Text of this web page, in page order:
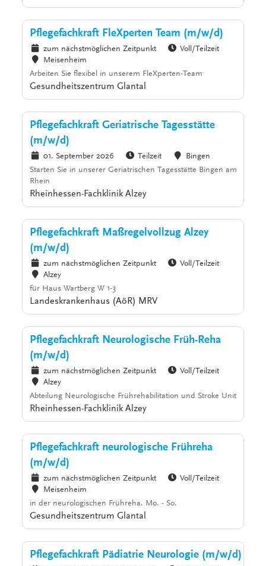
Pflegefachkraft FleXperten Team (m/w/d)
zum nächstmöglichen Zeitpunkt
Voll/Teilzeit
Meisenheim
Arbeiten Sie flexibel in unserem FleXperten-Team
Gesundheitszentrum Glantal
Pflegefachkraft Geriatrische Tagesstätte
(m/w/d)
01. September 2026 Teilzeit
Bingen
Starten Sie in unserer Geriatrischen Tagesstätte Bingen am
Rhein
Rheinhessen-Fachklinik Alzey
Pflegefachkraft Maßregelvollzug Alzey
(m/w/d)
zum nächstmöglichen Zeitpunkt
Voll/Teilzeit
Alzey
für Haus Wartberg W 1-3
Landeskrankenhaus (AöR) MRV
Pflegefachkraft Neurologische Früh-Reha
(m/w/d)
zum nächstmöglichen Zeitpunkt
Voll/Teilzeit
Alzey
Abteilung Neurologische Frührehabilitation und Stroke Unit
Rheinhessen-Fachklinik Alzey
Pflegefachkraft neurologische Frühreha
(m/w/d)
zum nächstmöglichen Zeitpunkt
Voll/Teilzeit
Meisenheim
in der neurologischen Frühreha. Mo. - So.
Gesundheitszentrum Glantal
Pflegefachkraft Pädiatrie Neurologie (m/w/d)